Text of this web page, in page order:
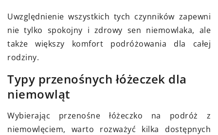
Uwzględnienie wszystkich tych czynników zapewni
nie tylko spokojny i zdrowy sen niemowlaka, ale
także większy komfort podróżowania dla całej
rodziny.
Typy przenośnych łóżeczek dla
niemowląt
Wybierając przenośne łóżeczko na podróż z
niemowlęciem, warto rozważyć kilka dostępnych